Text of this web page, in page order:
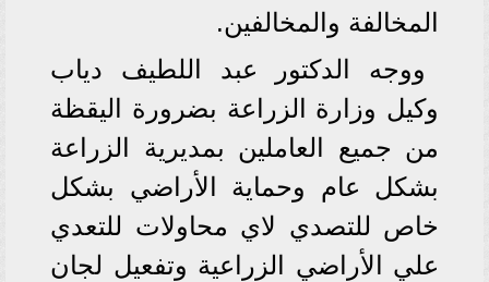
المخالفة والمخالفين.
ووجه الدكتور عبد اللطيف دياب
وكيل وزارة الزراعة بضرورة اليقظة
من جميع العاملين بمديرية الزراعة
بشكل عام وحماية الأراضي بشكل
خاص للتصدي لاي محاولات للتعدي
علي الأراضي الزراعية وتفعيل لجان